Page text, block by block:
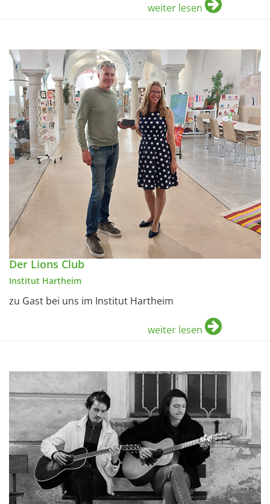
weiter lesen
Der Lions Club
Institut Hartheim
zu Gast bei uns im Institut Hartheim
weiter lesen